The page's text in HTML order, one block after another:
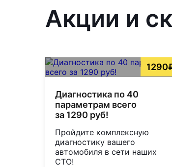
Акции и
Диагностика по 40
параметрам всего
за 1290 руб!
Пройдите комплексную
диагностику вашего
автомобиля в сети наших
СТО!